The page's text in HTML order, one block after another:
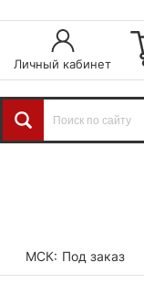
Личный кабинет
МСК: Под заказ